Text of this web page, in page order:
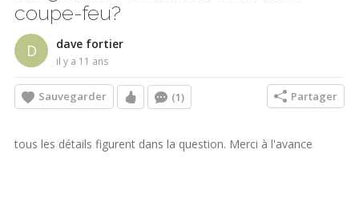
coupe-feu?
D dave fortier
il y a 11 ans
Sauvegarder (1) Partager
tous les détails figurent dans la question. Merci à l'avance